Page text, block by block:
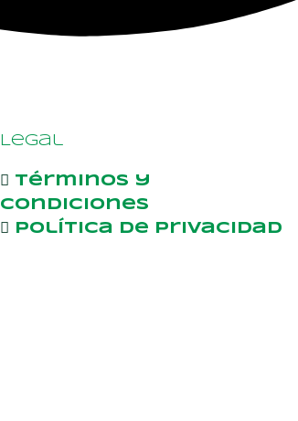
Legal
Términos y
condiciones
Política de privacidad